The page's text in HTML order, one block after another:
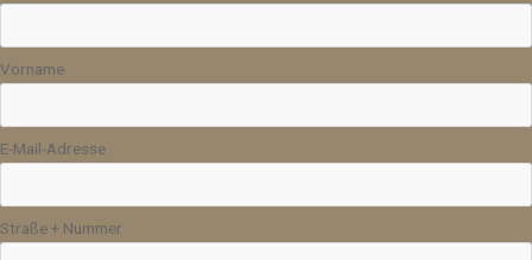
Vorname
E-Mail-Adresse
Straße + Nummer